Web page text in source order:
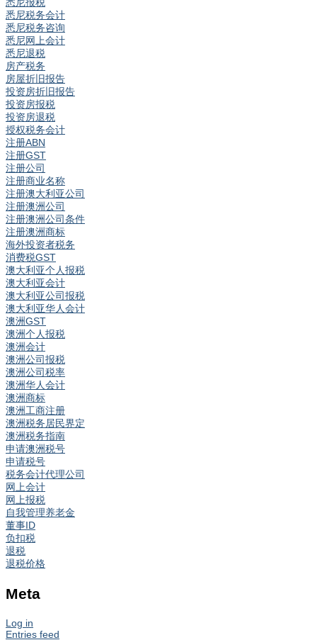
悉尼税务会计
悉尼税务咨询
悉尼网上会计
悉尼退税
房产税务
房屋折旧报告
投资房折旧报告
投资房报税
投资房退税
授权税务会计
注册ABN
注册GST
注册公司
注册商业名称
注册澳大利亚公司
注册澳洲公司
注册澳洲公司条件
注册澳洲商标
海外投资者税务
消费税GST
澳大利亚个人报税
澳大利亚会计
澳大利亚公司报税
澳大利亚华人会计
澳洲GST
澳洲个人报税
澳洲会计
澳洲公司报税
澳洲公司税率
澳洲华人会计
澳洲商标
澳洲工商注册
澳洲税务居民界定
澳洲税务指南
申请澳洲税号
申请税号
税务会计代理公司
网上会计
网上报税
自我管理养老金
董事ID
负扣税
退税
退税价格
Meta
Log in
Entries feed